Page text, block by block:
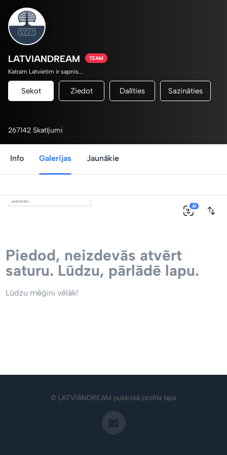
LATVIANDREAM TEAM
Katram Latvietim ir sapnis...
Sekot Ziedot Dalīties Sazināties
267142 Skatījumi
Info Galerijas Jaunākie
0
AI
Piedod, neizdevās atvērt
saturu. Lūdzu, pārlādē lapu.
Lūdzu mēģini vēlāk!
© LATVIANDREAM publiskā profila lapa